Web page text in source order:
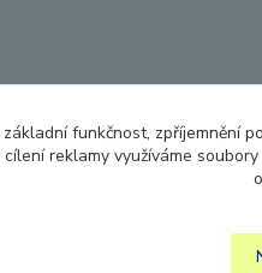
základní funkčnost, zpříjemnění
cílení reklamy využíváme